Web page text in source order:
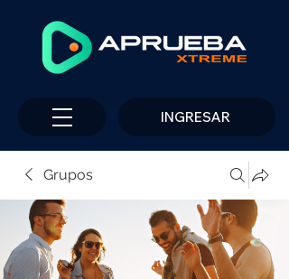
INGRESAR
Grupos